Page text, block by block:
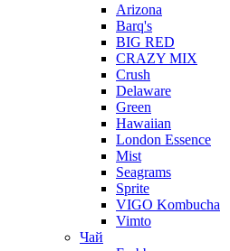
Arizona
Barq's
BIG RED
CRAZY MIX
Crush
Delaware
Green
Hawaiian
London Essence
Mist
Seagrams
Sprite
VIGO Kombucha
Vimto
Чай